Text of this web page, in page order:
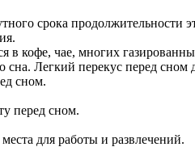
срока продолжительности
в кофе, чае, многих
Легкий перекус перед сном
сном.
перед сном.
для работы и развлечений.